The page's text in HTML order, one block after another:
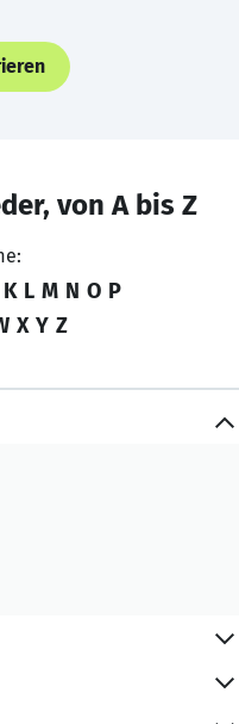
von A bis Z
K L M N O P
X Y Z